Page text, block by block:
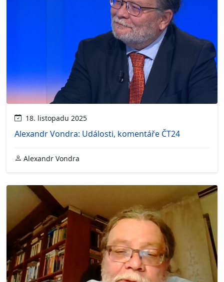
18. listopadu 2025
Alexandr Vondra: Události, komentáře ČT24
Alexandr Vondra